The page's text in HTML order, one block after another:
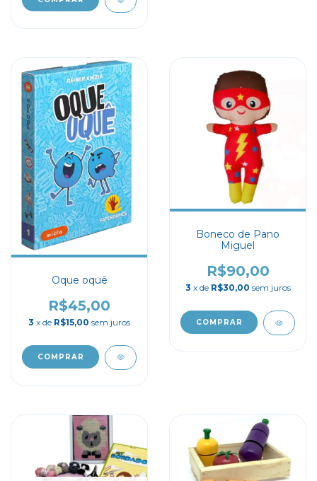
Oque oquê
R$45,00
3 x de R$15,00 sem juros
Boneco de Pano
Miguel
R$90,00
3 x de R$30,00 sem juros